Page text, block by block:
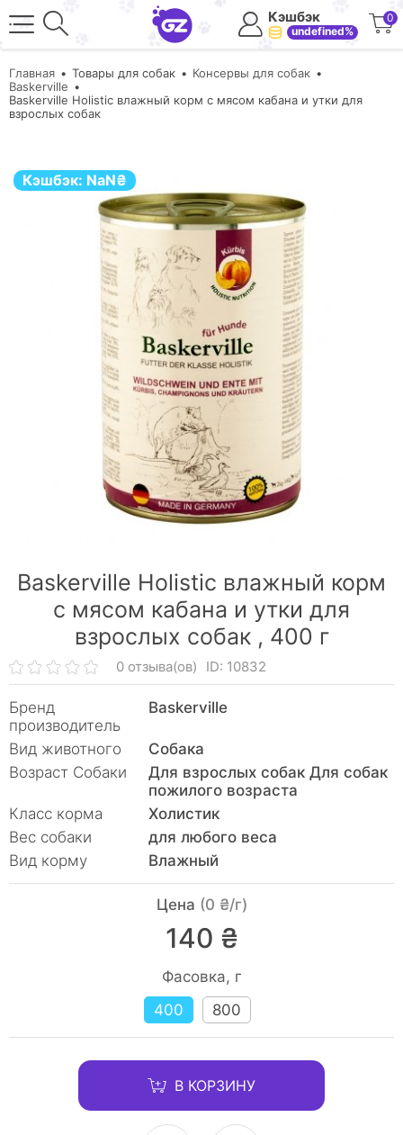
Кэшбэк
undefined%
0
Главная Товары для собак
Консервы для собак
Baskerville
Baskerville Holistic влажный корм с мясом кабана и утки для
взрослых собак
Кэшбэк: NaN₴
Baskerville Holistic влажный корм
с мясом кабана и утки для
взрослых собак , 400 г
0 отзыва(ов) ID: 10832
Бренд
производитель
Baskerville
Вид животного
Собака
Возраст Собаки
Для взрослых собак Для собак
пожилого возраста
Класc корма
Холистик
Вес собаки
для любого веса
Вид корму
Влажный
Цена (0 ₴/г)
140 ₴
Фасовка, г
400
800
В КОРЗИНУ